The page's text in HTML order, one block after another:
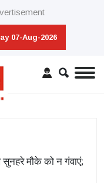
07-Aug-2026
मौके को न गंवाएं;